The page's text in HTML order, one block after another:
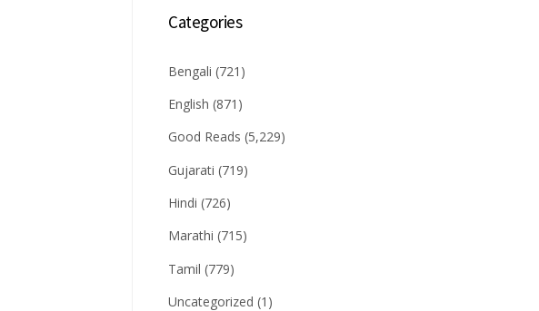
Categories
Bengali (721)
English (871)
Good Reads (5,229)
Gujarati (719)
Hindi (726)
Marathi (715)
Tamil (779)
Uncategorized (1)